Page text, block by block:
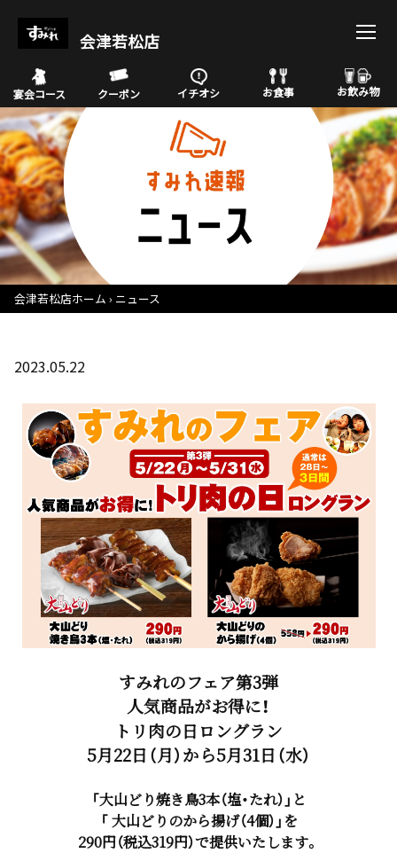
会津若松店
宴会コース クーポン イチオシ お食事 お飲み物
会津若松店ホーム ニュース
2023.05.22
すみれのフェア第3弾
人気商品がお得に！
トリ肉の日ロングラン
5月22日（月）から5月31日（水）
「大山どり焼き鳥3本（塩・たれ）」と
「 大山どりのから揚げ（4個）」を
290円（税込319円）で提供いたします。